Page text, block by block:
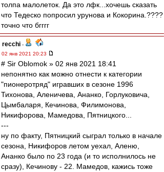
толпа малолеток. Да это лфк...хочешь сказать
что Тедеско попросил урунова и Кокорина.????
точно что бгггг
recchi -
02 янв 2021 20:23
# Sir Oblomok » 02 янв 2021 18:41
непонятно как можно отнести к категории
"пионеротряд" игравших в сезоне 1996
Тихонова, Аленичева, Ананко, Горлуковича,
Цымбаларя, Кечинова, Филимонова,
Никифорова, Мамедова, Пятницкого...
---
ну по факту, Пятницкий сыграл только в начале
сезона, Никифоров летом уехал, Аленю,
Ананко было по 23 года (и то исполнилось не
сразу), Кечинову - 22. Мамедов, кажись тоже